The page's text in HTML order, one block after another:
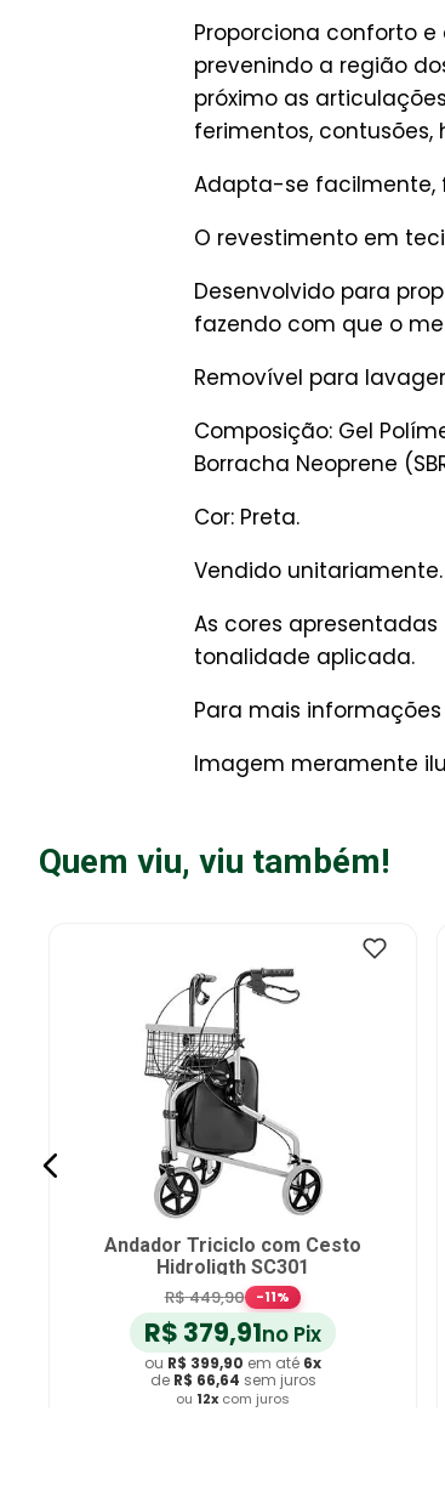
Proporciona conforto
prevenindo a região
próximo as
ferimentos,
Adapta-se facilmente,
O revestimento em
Desenvolvido para
fazendo com que o
Removível para
Composição: Gel
Borracha Neoprene
Cor: Preta.
Vendido unitariamente.
As cores
tonalidade aplicada.
Para mais
Imagem meramente
Quem viu, viu também!
Andador Triciclo com Cesto
Hidroligth SC301
R$449,90 -11%
R$ 379,91no Pix
ou R$ 399,90 em até 6x
de R$ 66,64 sem juros
ou 12x com juros